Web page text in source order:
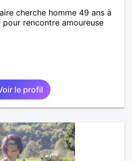
cherche homme 49 ans à
rencontre amoureuse
le profil